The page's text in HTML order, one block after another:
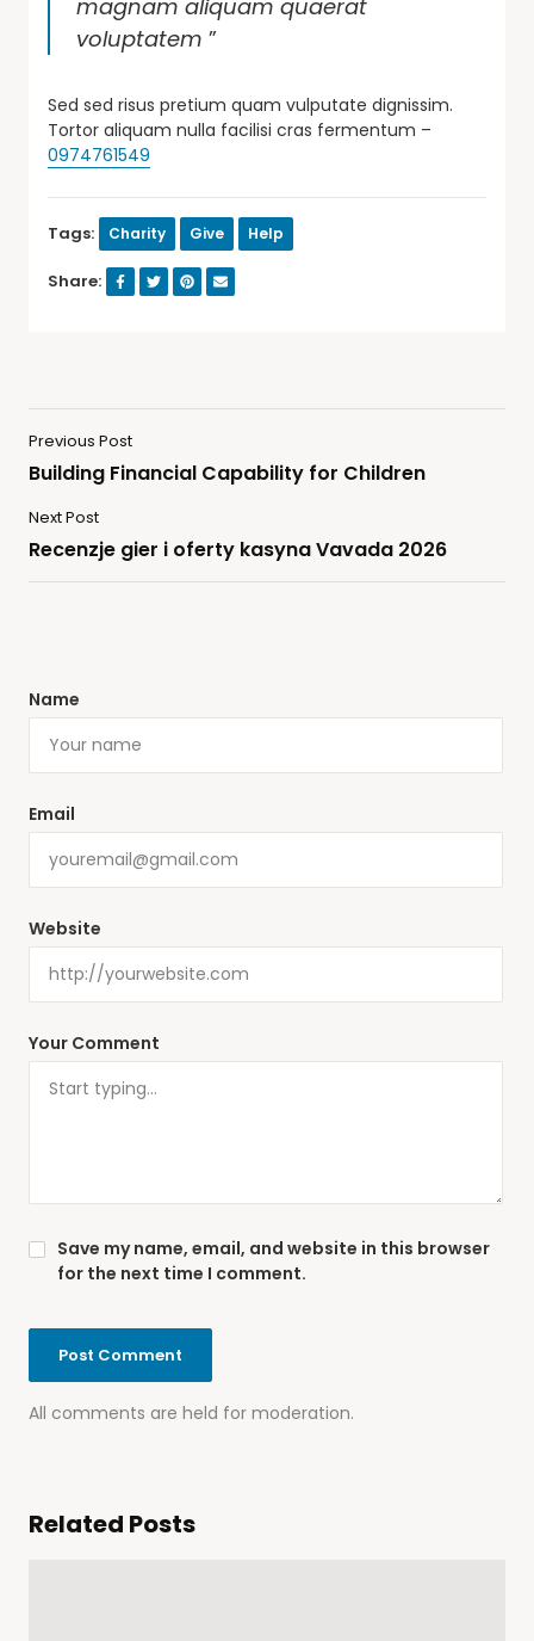
magnam aliquam quaerat
voluptatem ”
Sed sed risus pretium quam vulputate dignissim.
Tortor aliquam nulla facilisi cras fermentum –
0974761549
Tags: Charity Give Help
Share:
Previous Post
Building Financial Capability for Children
Next Post
Recenzje gier i oferty kasyna Vavada 2026
Your Comment
All comments are held for moderation.
Name
Email
Website
Save my name, email, and website in this browser
for the next time I comment.
Related Posts